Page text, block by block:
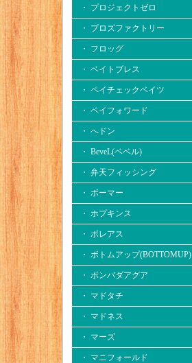
・ プロジェクトゼロ
・ プロズファクトリー
・ フロッグ
・ ベイトブレス
・ ペイチェックベイツ
・ ペイフォワード
・ へドン
・ BeveL(ベベル)
・ 弁天フィッシング
・ ボーマー
・ ホプキンス
・ ボレアス
・ ボトムアップ(BOTTOMUP)
・ ボンバダアグア
・ マドタチ
・ マドネス
・ マーズ
・ マニフォールド